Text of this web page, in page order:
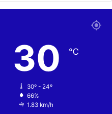
30 ℃
30º - 24º
66%
1.83 km/h